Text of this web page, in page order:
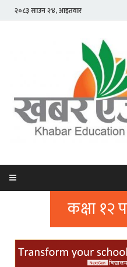
२०८३ साउन २४, आइतवार
कक्षा १२